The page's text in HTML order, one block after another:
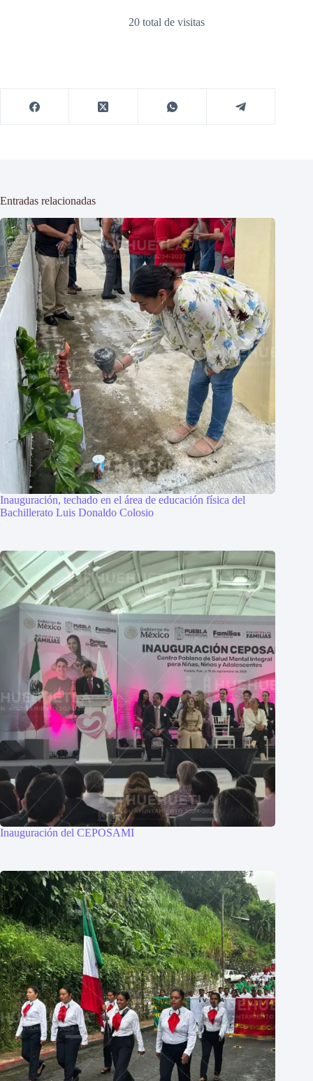
20 total de visitas
Entradas relacionadas
Inauguración, techado en el área de educación física del
Bachillerato Luis Donaldo Colosio
Inauguración del CEPOSAMI